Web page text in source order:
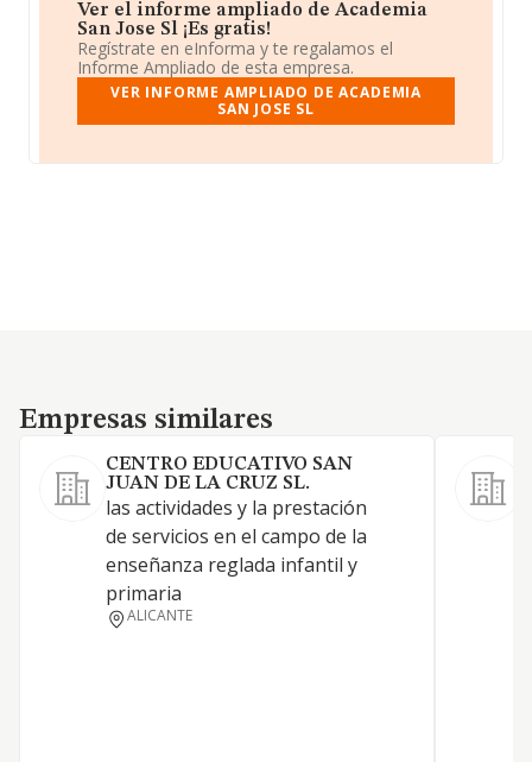
Ver el informe ampliado de Academia
San Jose Sl ¡Es gratis!
Regístrate en eInforma y te regalamos el
Informe Ampliado de esta empresa.
VER INFORME AMPLIADO DE ACADEMIA
SAN JOSE SL
Empresas similares
Empresas similares
CENTRO EDUCATIVO SAN
JUAN DE LA CRUZ SL.
las actividades y la prestación
de servicios en el campo de la
enseñanza reglada infantil y
primaria
ALICANTE